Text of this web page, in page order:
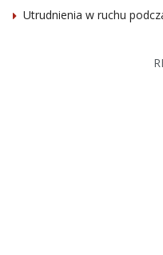
Utrudnienia w ruchu